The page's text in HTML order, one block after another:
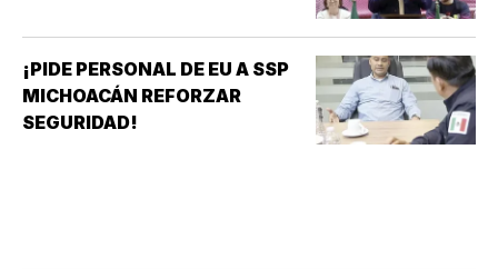
¡PIDE PERSONAL DE EU A SSP
MICHOACÁN REFORZAR
SEGURIDAD!